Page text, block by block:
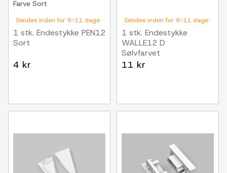
Sendes inden for 9-11 dage
Farve Sort
1 stk. Endestykke PEN12
Sort
4 kr
Sendes inden for 9-11 dage
1 stk. Endestykke
WALLE12 D
Sølvfarvet
11 kr